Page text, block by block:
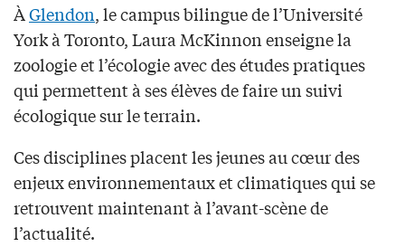
ÀGlendon, le campus bilingue de l’Université
York à Toronto, Laura McKinnon enseigne la
zoologie et l’écologie avec des études pratiques
qui permettent à ses élèves de faire un suivi
écologique sur le terrain.
Ces disciplines placent les jeunes au cœur des
enjeux environnementaux et climatiques qui se
retrouvent maintenant à l’avant-scène de
l’actualité.